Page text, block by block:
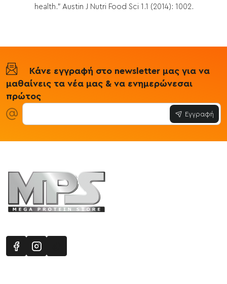
health." Austin J Nutri Food Sci 1.1 (2014): 1002.
Κάνε εγγραφή στο newsletter μας για να
μαθαίνεις τα νέα μας & να ενημερώνεσαι
πρώτος
Εγγραφή